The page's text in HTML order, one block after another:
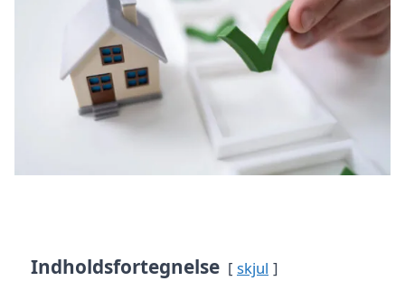
Indholdsfortegnelse skjul